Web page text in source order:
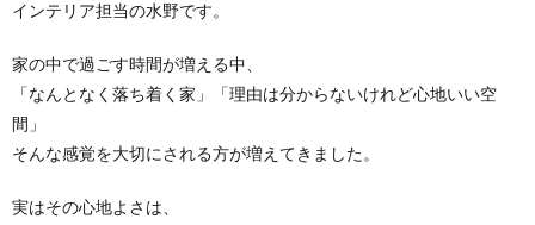
インテリア担当の水野です。
家の中で過ごす時間が増える中、
「なんとなく落ち着く家」「理由は分からないけれど心地いい空
間」
そんな感覚を大切にされる方が増えてきました。
実はその心地よさは、